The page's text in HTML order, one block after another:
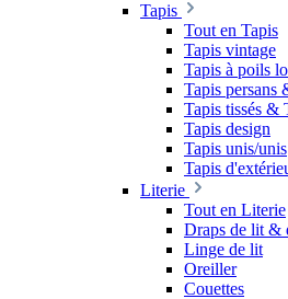
Tapis
Tout en Tapis
Tapis vintage
Tapis à poils
Tapis persans
Tapis tissés &
Tapis design
Tapis unis/unis
Tapis
Literie
Tout en Literie
Draps de lit &
Linge de lit
Oreiller
Couettes